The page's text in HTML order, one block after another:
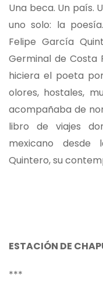
Una beca. Un país.
uno solo: la
Felipe García
Germinal de Costa
hiciera el poeta
olores, hostales,
acompañaba de
libro de viajes
mexicano
Quintero, su
ESTACIÓN DE
***